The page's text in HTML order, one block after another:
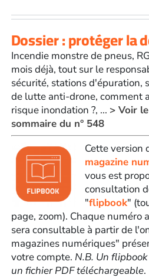
Dossier : protéger la
Incendie monstre de pneus,
mois déjà, tout sur le
sécurité, stations d'épuration,
de lutte anti-drone, comment
risque inondation ?, ... > Voir le
sommaire du n° 548
Cette version
magazine
vous est
consultation
"flipbook"
page, zoom). Chaque numéro
sera consultable à partir de
magazines numériques"
votre compte. N.B. Un
un fichier PDF téléchargeable.